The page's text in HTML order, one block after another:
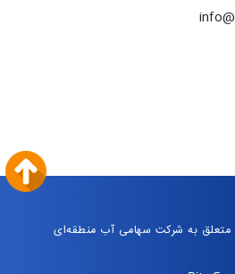
به شرکت سهامی آب منطقه‌ای